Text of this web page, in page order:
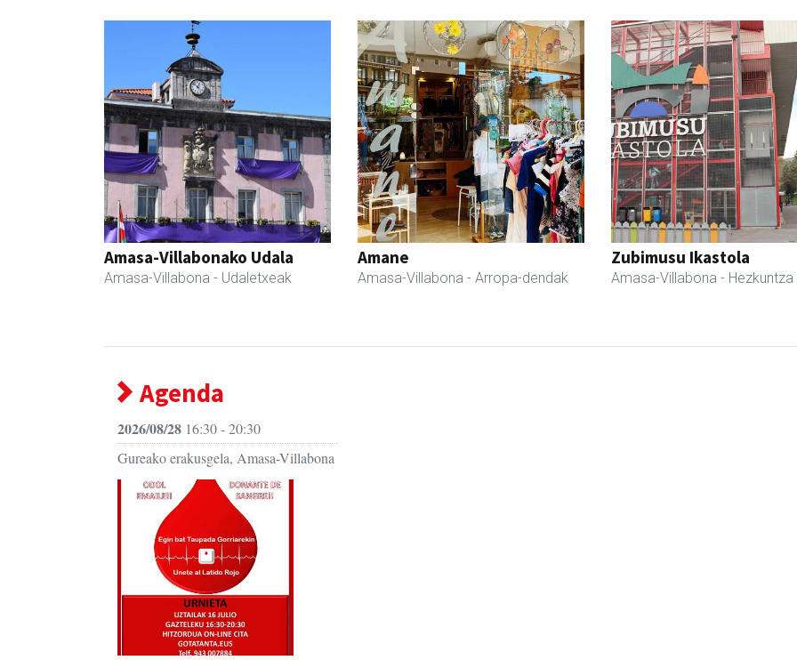
Amasa-Villabonako Udala
Amasa-Villabona - Udaletxeak
Amane
Amasa-Villabona - Arropa-dendak
Zubimusu Ikastola
Amasa-Villabona - Hezkuntza
Agenda
2026/08/28 16:30 - 20:30
Gureako erakusgela, Amasa-Villabona